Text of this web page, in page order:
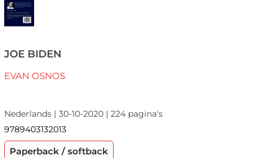
JOE BIDEN
EVAN OSNOS
Nederlands | 30-10-2020 | 224 pagina's
9789403132013
Paperback / softback